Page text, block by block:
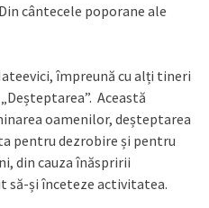
cântecele poporane ale
împreună cu alți tineri
Această
oamenilor, deșteptarea
pentru dezrobire și pentru
din cauza înăspririi
să-și înceteze activitatea.